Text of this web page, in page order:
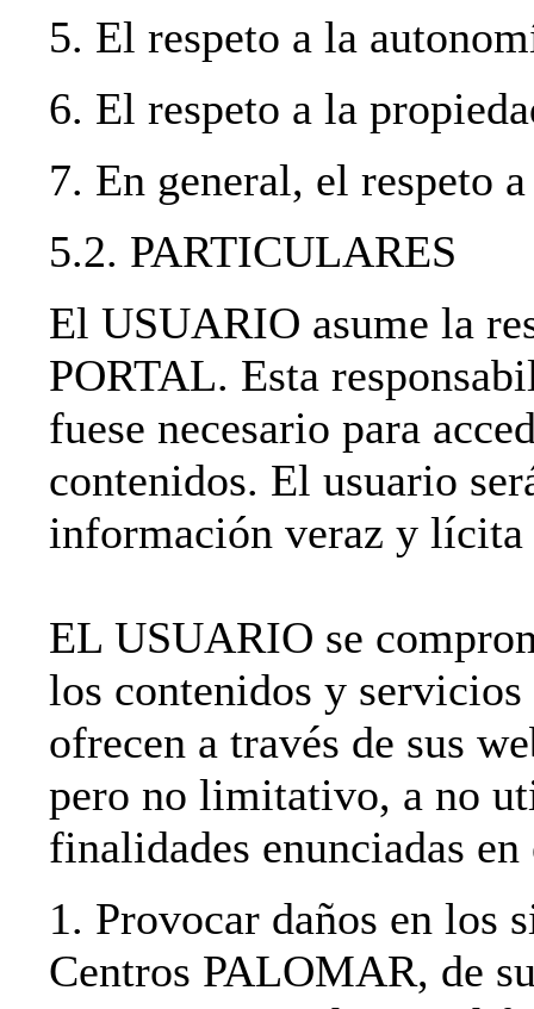
5. El respeto a la
6. El respeto a la
7. En general, el respeto
5.2. PARTICULARES
El USUARIO asume la
PORTAL. Esta
fuese necesario para
contenidos. El usuario
información veraz y lícita
EL USUARIO se
los contenidos y
ofrecen a través de sus
pero no limitativo, a no
finalidades enunciadas
1. Provocar daños en los
Centros PALOMAR, de